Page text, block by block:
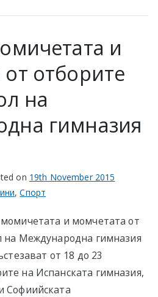
и
отборите
на
гимназия
on 19th November 2015
,Спорт
и момчетата от
на Международна гимназия
от 18 до 23
на Испанската гимназия,
Софиийската